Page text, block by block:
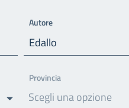
Autore
Provincia
Scegli una opzione